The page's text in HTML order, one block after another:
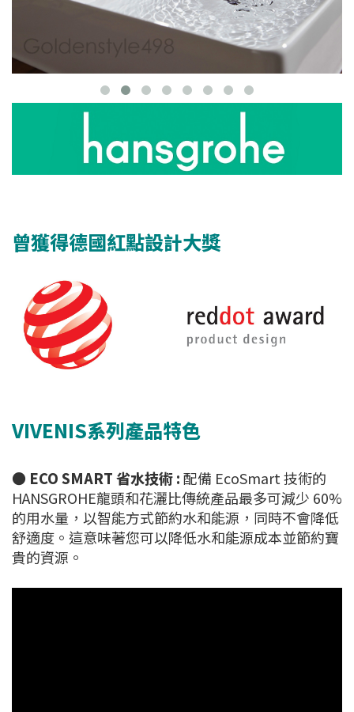
曾獲得德國紅點設計大獎
VIVENIS系列產品特色
● ECO SMART 省水技術 :配備 EcoSmart 技術的
HANSGROHE龍頭和花灑比傳統產品最多可減少 60%
的用水量，以智能方式節約水和能源，同時不會降低
舒適度。這意味著您可以降低水和能源成本並節約寶
貴的資源。